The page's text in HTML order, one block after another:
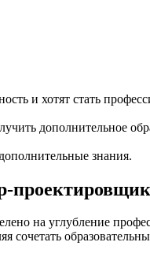
и хотят стать
дополнительное
знания.
проектировщик
на углубление
сочетать